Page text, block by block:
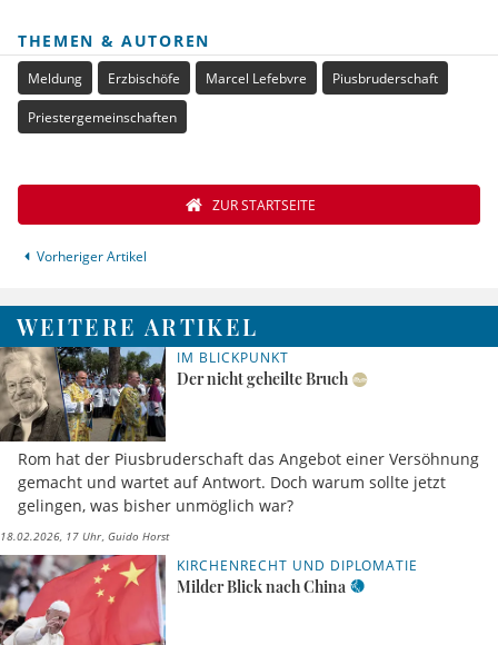
THEMEN & AUTOREN
Meldung Erzbischöfe Marcel Lefebvre Piusbruderschaft
Priestergemeinschaften
Vorheriger Artikel
ZUR STARTSEITE
WEITERE ARTIKEL
IM BLICKPUNKT
Der nicht geheilte Bruch
Rom hat der Piusbruderschaft das Angebot einer Versöhnung
gemacht und wartet auf Antwort. Doch warum sollte jetzt
gelingen, was bisher unmöglich war?
18.02.2026, 17 Uhr Guido Horst
KIRCHENRECHT UND DIPLOMATIE
Milder Blick nach China